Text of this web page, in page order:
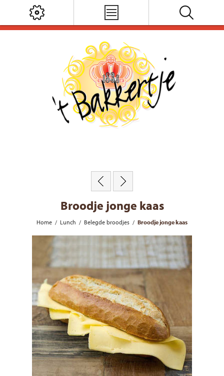
Broodje jonge kaas
Home / Lunch / Belegde broodjes / Broodje jonge kaas